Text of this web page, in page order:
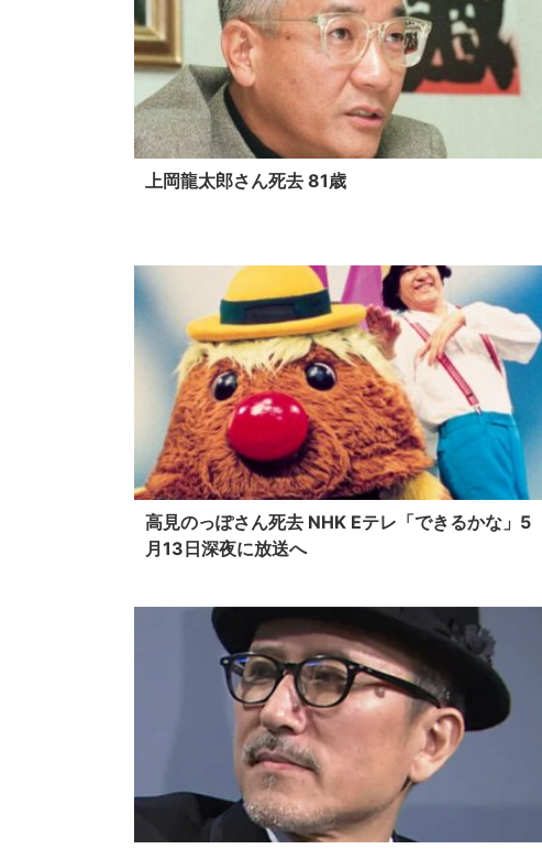
上岡龍太郎さん死去 81歳
高見のっぽさん死去 NHK Eテレ「できるかな」5
月13日深夜に放送へ